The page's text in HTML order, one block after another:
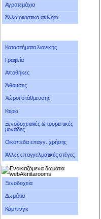
Αγροτεμάχια
Άλλα οικιστικά ακίνητα
Καταστήματα λιανικής
Γραφεία
Αποθήκες
Άιθουσες
Χώροι στάθμευσης
Κτίρια
Ξενοδοχειακές & τουριστικές
μονάδες
Οικόπεδα επαγγ. χρήσης
Άλλες επαγγελματικές στέγες
Ξενοδοχεία
Δωμάτια
Κάμπινγκ